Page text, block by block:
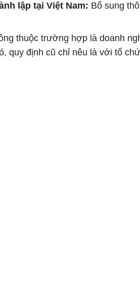
lập tại Việt Nam: Bổ sung
thuộc trường hợp là doanh
quy định cũ chỉ nêu là với tổ